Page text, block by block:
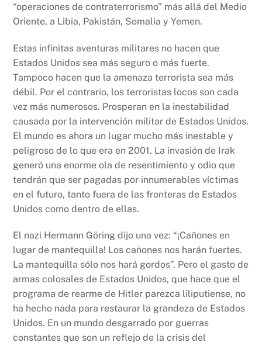
“operaciones de contraterrorismo” más allá del Medio
Oriente, a Libia, Pakistán, Somalia y Yemen.
Estas infinitas aventuras militares no hacen que
Estados Unidos sea más seguro o más fuerte.
Tampoco hacen que la amenaza terrorista sea más
débil. Por el contrario, los terroristas locos son cada
vez más numerosos. Prosperan en la inestabilidad
causada por la intervención militar de Estados Unidos.
El mundo es ahora un lugar mucho más inestable y
peligroso de lo que era en 2001. La invasión de Irak
generó una enorme ola de resentimiento y odio que
tendrán que ser pagadas por innumerables víctimas
en el futuro, tanto fuera de las fronteras de Estados
Unidos como dentro de ellas.
El nazi Hermann Göring dijo una vez: “¡Cañones en
lugar de mantequilla! Los cañones nos harán fuertes.
La mantequilla sólo nos hará gordos”. Pero el gasto de
armas colosales de Estados Unidos, que hace que el
programa de rearme de Hitler parezca liliputiense, no
ha hecho nada para restaurar la grandeza de Estados
Unidos. En un mundo desgarrado por guerras
constantes que son un reflejo de la crisis del